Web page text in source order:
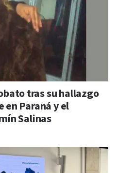
tras su hallazgo
en Paraná y el
Salinas